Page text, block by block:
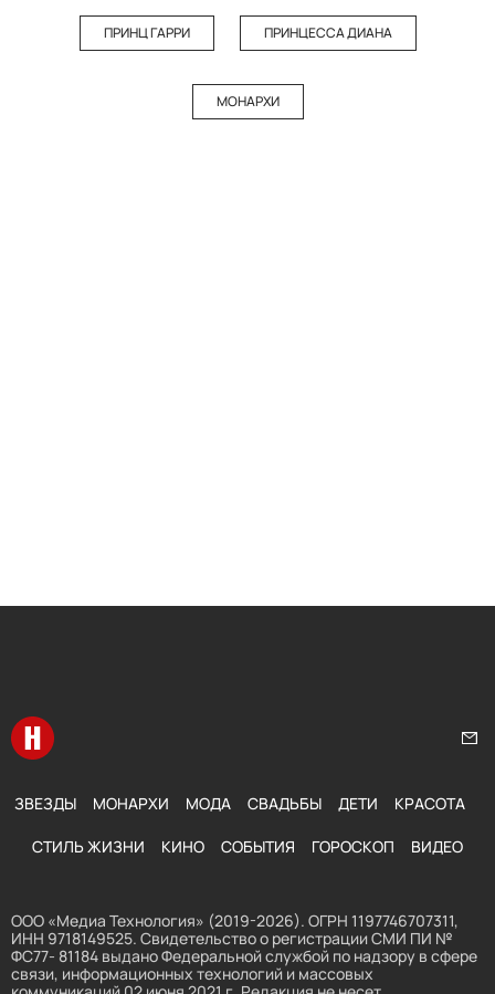
ПРИНЦ ГАРРИ ПРИНЦЕССА ДИАНА
МОНАРХИ
Перейти на главную
ЗВЕЗДЫ МОНАРХИ МОДА СВАДЬБЫ ДЕТИ КРАСОТА
СТИЛЬ ЖИЗНИ КИНО СОБЫТИЯ ГОРОСКОП ВИДЕО
ООО «Медиа Технология» (2019-2026). ОГРН 1197746707311,
ИНН 9718149525. Свидетельство о регистрации СМИ ПИ №
ФС77- 81184 выдано Федеральной службой по надзору в сфере
связи, информационных технологий и массовых